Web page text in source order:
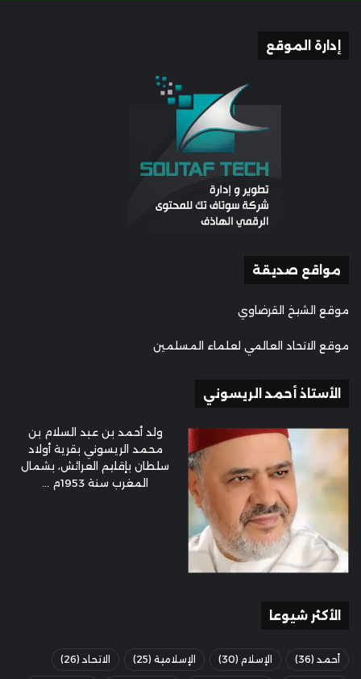
إدارة الموقع
مواقع صديقة
موقع الشيخ القرضاوي
موقع الاتحاد العالمي لعلماء المسلمين
الأستاذ أحمد الريسوني
ولد أحمد بن عبد السلام بن
محمد الريسوني بقرية أولاد
سلطان بإقليم العرائش، بشمال
المغرب سنة 1953م ...
الأكثر شيوعا
أحمد (36) الإسلام (30) الإسلامية (25) الاتحاد (26)